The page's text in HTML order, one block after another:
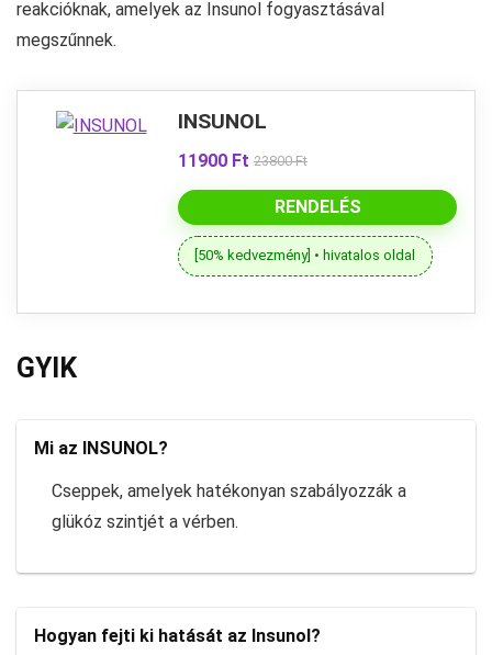
reakcióknak, amelyek az Insunol fogyasztásával
megszűnnek.
INSUNOL
11900 Ft 23800 Ft
RENDELÉS
[50% kedvezmény] • hivatalos oldal
GYIK
Mi az INSUNOL?
Cseppek, amelyek hatékonyan szabályozzák a
glükóz szintjét a vérben.
Hogyan fejti ki hatását az Insunol?